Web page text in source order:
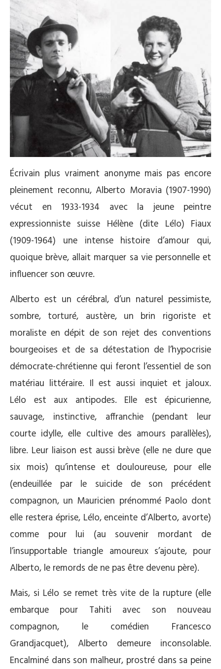
Écrivain plus vraiment anonyme mais pas encore
pleinement reconnu, Alberto Moravia (1907-1990)
vécut en 1933-1934 avec la jeune peintre
expressionniste suisse Hélène (dite Lélo) Fiaux
(1909-1964) une intense histoire d’amour qui,
quoique brève, allait marquer sa vie personnelle et
influencer son œuvre.
Alberto est un cérébral, d’un naturel pessimiste,
sombre, torturé, austère, un brin rigoriste et
moraliste en dépit de son rejet des conventions
bourgeoises et de sa détestation de l’hypocrisie
démocrate-chrétienne qui feront l’essentiel de son
matériau littéraire. Il est aussi inquiet et jaloux.
Lélo est aux antipodes. Elle est épicurienne,
sauvage, instinctive, affranchie (pendant leur
courte idylle, elle cultive des amours parallèles),
libre. Leur liaison est aussi brève (elle ne dure que
six mois) qu’intense et douloureuse, pour elle
(endeuillée par le suicide de son précédent
compagnon, un Mauricien prénommé Paolo dont
elle restera éprise, Lélo, enceinte d’Alberto, avorte)
comme pour lui (au souvenir mordant de
l’insupportable triangle amoureux s’ajoute, pour
Alberto, le remords de ne pas être devenu père).
Mais, si Lélo se remet très vite de la rupture (elle
embarque pour Tahiti avec son nouveau
compagnon, le comédien Francesco
Grandjacquet), Alberto demeure inconsolable.
Encalminé dans son malheur, prostré dans sa peine